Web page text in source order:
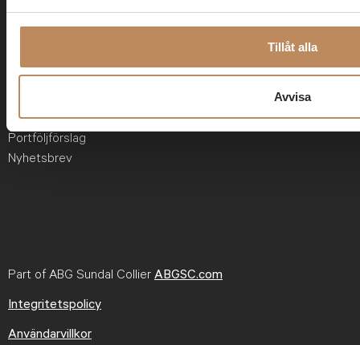
Tillåt alla
Avvisa
Kontakt
Intresseanmälan
Portföljförslag
Nyhetsbrev
Part of ABG Sundal Collier ABGSC.com
Integritetspolicy
Användarvillkor